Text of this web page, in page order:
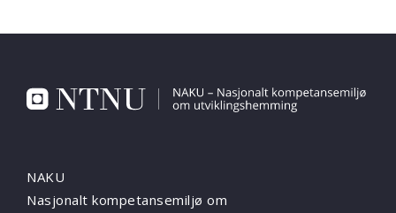
NAKU
Nasjonalt kompetansemiljø om